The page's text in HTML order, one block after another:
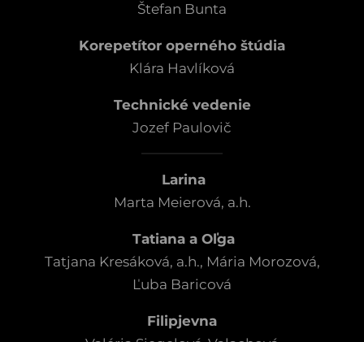
Štefan Bunta
Korepetítor operného štúdia
Klára Havlíková
Technické vedenie
Jozef Paulovič
Larina
Marta Meierová, a.h.
Tatiana a Oľga
Tatjana Kresáková, a.h., Mária Morozová,
Ľuba Baricová
Filipjevna